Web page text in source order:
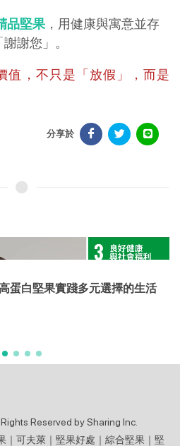
品堅果 ，用健康與寓意並存
謝您」。
值，不只是「放假」，而是
分享於
蛋白堅果實踐多元選擇的生活
Reserved by Sharing Inc.
｜可夫萊｜堅果好處｜綜合堅果｜堅